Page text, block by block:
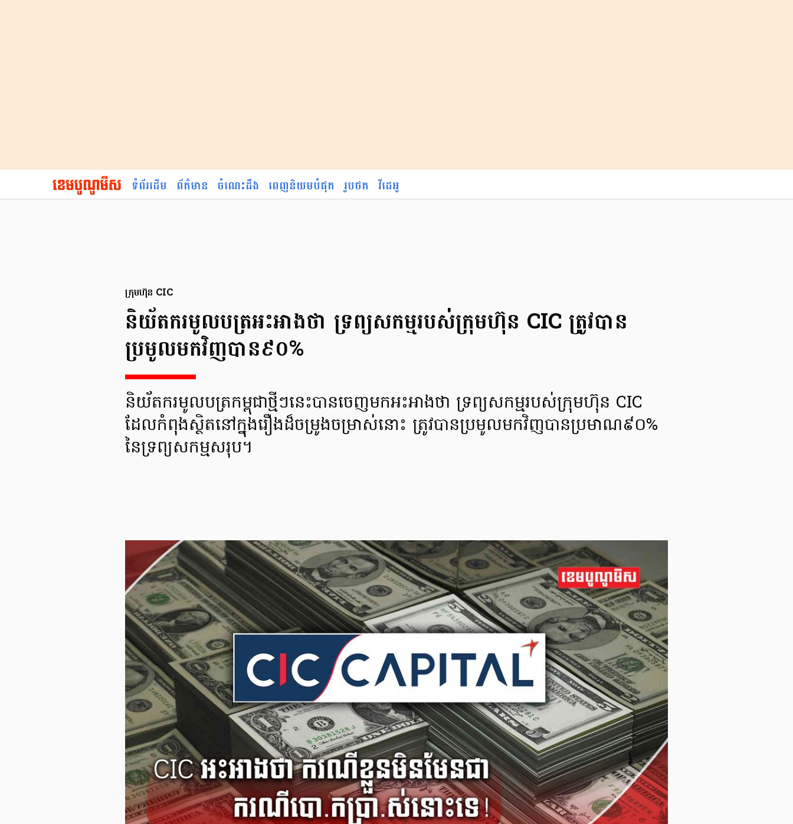
ទំព័រដើម ព័ត៌មាន ចំណេះដឹង ពេញនិយមបំផុត រូបថត វីដេអូ
ក្រុមហ៊ុន CIC
និយ័តករមូលបត្រអះអាងថា ទ្រព្យសកម្មរបស់ក្រុមហ៊ុន CIC ត្រូវបាន
ប្រមូលមកវិញបាន៩០%
និយ័តករមូលបត្រកម្ពុជាថ្មីៗនេះបានចេញមកអះអាងថា ទ្រព្យសកម្មរបស់ក្រុមហ៊ុន CIC
ដែលកំពុងស្ថិតនៅក្នុងរឿងដ៏ចម្រូងចម្រាស់នោះ ត្រូវបានប្រមូលមកវិញបានប្រមាណ៩០%
នៃទ្រព្យសកម្មសរុប។